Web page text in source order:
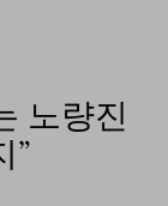
노량진
”